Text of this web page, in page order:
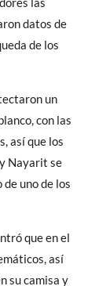
datos de
de los
un
con las
así que los
Nayarit se
uno de los
que en el
así
su camisa y